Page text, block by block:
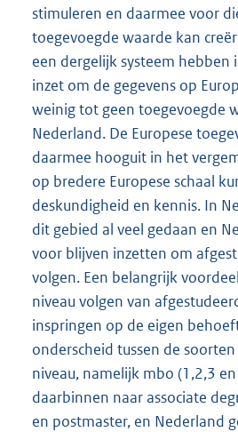
stimuleren en daarmee voor
toegevoegde waarde kan
een dergelijk systeem
inzet om de gegevens op
weinig tot geen toegevoegde
Nederland. De Europese
daarmee hooguit in het
op bredere Europese schaal
deskundigheid en kennis. In
dit gebied al veel gedaan en
voor blijven inzetten om
volgen. Een belangrijk
niveau volgen van
inspringen op de eigen
onderscheid tussen de
niveau, namelijk mbo (1,2,3
daarbinnen naar associate
en postmaster, en Nederland